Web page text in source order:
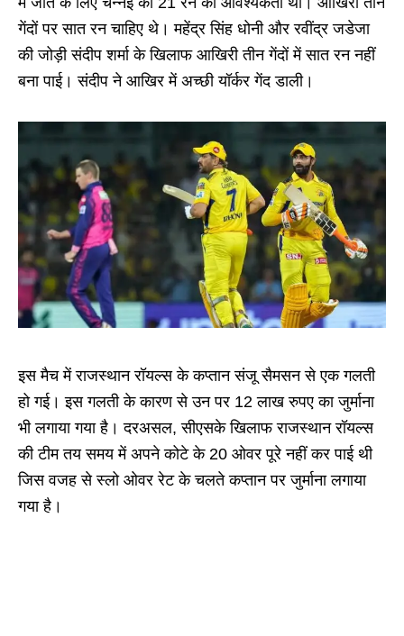
गेंदों पर सात रन चाहिए थे। महेंद्र सिंह धोनी और रवींद्र जडेजा
की जोड़ी संदीप शर्मा के खिलाफ आखिरी तीन गेंदों में सात रन नहीं
बना पाई। संदीप ने आखिर में अच्छी यॉर्कर गेंद डाली।
इस मैच में राजस्थान रॉयल्स के कप्तान संजू सैमसन से एक गलती
हो गई। इस गलती के कारण से उन पर 12 लाख रुपए का जुर्माना
भी लगाया गया है। दरअसल, सीएसके खिलाफ राजस्थान रॉयल्स
की टीम तय समय में अपने कोटे के 20 ओवर पूरे नहीं कर पाई थी
जिस वजह से स्लो ओवर रेट के चलते कप्तान पर जुर्माना लगाया
गया है।